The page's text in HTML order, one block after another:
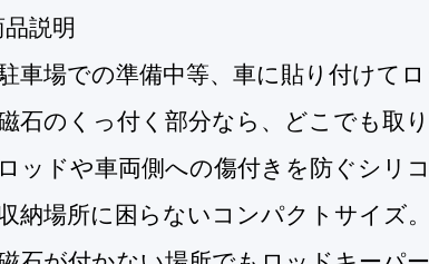
説明
車場での準備中等、車に貼り付けて
石のくっ付く部分なら、どこでも取
ッドや車両側への傷付きを防ぐシリコ
納場所に困らないコンパクトサイズ。